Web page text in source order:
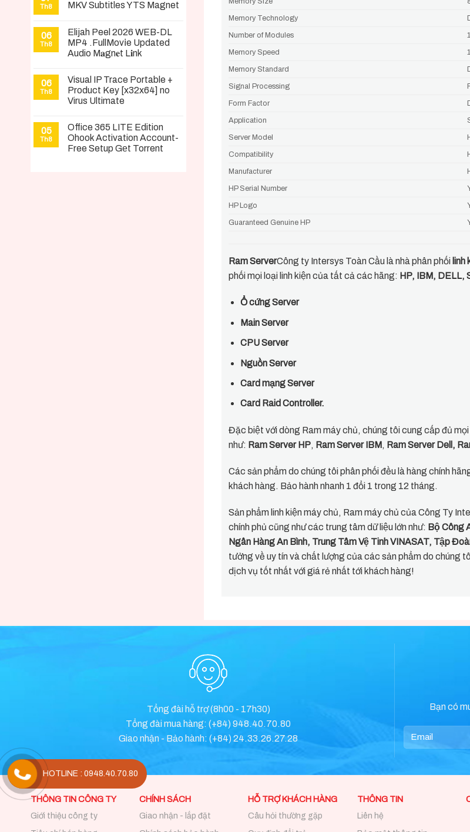
Th8
MKV Subtitles YTS Magnet
06
Th8
Elijah Peel 2026 WEB-DL
MP4 .FullMov𝗂e Updated
Audio M𝐚gn𝐞t L𝐢nk
06
Th8
Visual IP Trace Portable +
Product Key [x32x64] no
Virus Ultimate
05
Th8
Office 365 LITE Edition
Ohook Activation Account-
Free Setup Gеt Torrent
Memory Technology
Number of Modules
Memory Speed
Memory Standard
Signal Processing
Form Factor
Application
Server Model
Compatibility
Manufacturer
HP Serial Number
HP Logo
Guaranteed Genuine HP
Ram ServerCông ty Intersys Toàn Cầu là nhà phân phối linh
phối mọi loại linh kiện của tất cả các hãng: HP, IBM, DELL,
Ổ cứng Server
Main Server
CPU Server
Nguồn Server
Card mạng Server
Card Raid Controller.
Đặc biệt với dòng Ram máy chủ, chúng tôi cung cấp đủ
như: Ram Server HP, Ram Server IBM, Ram Server Dell,
Các sản phẩm do chúng tôi phân phối đều là hàng chính
khách hàng. Bảo hành nhanh 1 đổi 1 trong 12 tháng.
Sản phẩm linh kiện máy chủ, Ram máy chủ của Công Ty
chính phủ cũng như các trung tâm dữ liệu lớn như: Bộ Công
Ngân Hàng An Bình, Trung Tâm Vệ Tinh VINASAT, Tập
tưởng về uy tín và chất lượng của các sản phẩm do chúng
dịch vụ tốt nhất với giá rẻ nhất tới khách hàng!
Tổng đài hỗ trợ (8h00 - 17h30)
Tổng đài mua hàng: (+84) 948.40.70.80
Giao nhận - Bảo hành: (+84) 24.33.26.27.28
Bạn có
THÔNG TIN CÔNG TY
Giới thiệu công ty
CHÍNH SÁCH
Giao nhận - lắp đặt
HỖ TRỢ KHÁCH HÀNG
Câu hỏi thường gặp
THÔNG TIN
Liên hệ
HOTLINE : 0948.40.70.80